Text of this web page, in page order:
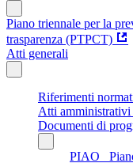
Piano triennale per la
trasparenza (PTPCT)
Atti generali
Riferimenti
Atti amministrativi
Documenti di
PIAO_